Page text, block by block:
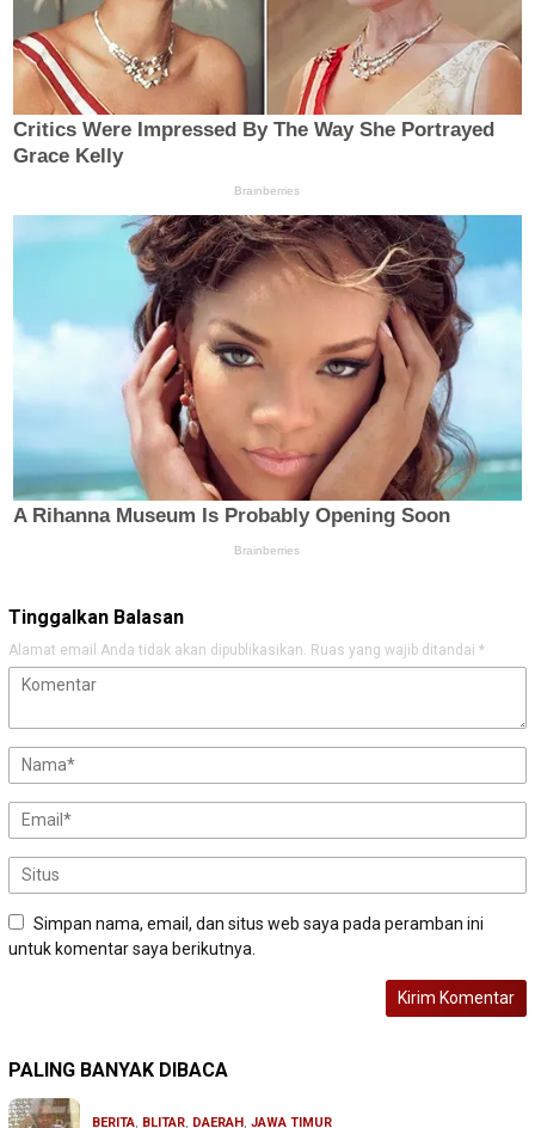
Tinggalkan Balasan
Alamat email Anda tidak akan dipublikasikan. Ruas yang wajib ditandai *
Simpan nama, email, dan situs web saya pada peramban ini
untuk komentar saya berikutnya.
PALING BANYAK DIBACA
BERITA, BLITAR, DAERAH , JAWA TIMUR